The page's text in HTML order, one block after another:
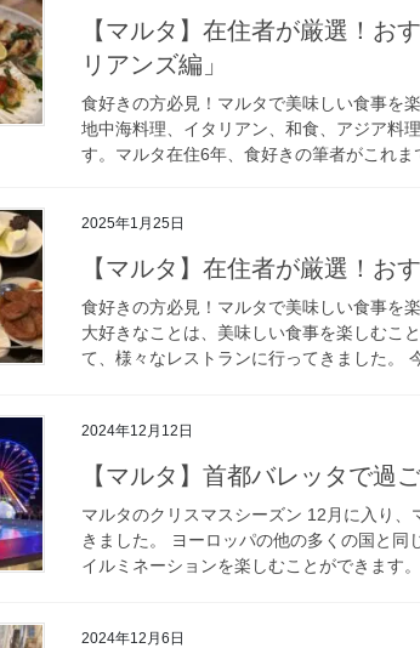
【マルタ】在住者が厳選！お
リアンズ編」
食好きの方必見！マルタで美味しい食事を
地中海料理、イタリアン、和食、アジア料
す。マルタ在住6年、食好きの筆者がこれ
2025年1月25日
【マルタ】在住者が厳選！お
食好きの方必見！マルタで美味しい食事を
大好きなことは、美味しい食事を楽しむこ
て、様々なレストランに行ってきました。
2024年12月12日
【マルタ】首都バレッタで過
マルタのクリスマスシーズン 12月に入り
きました。 ヨーロッパの他の多くの国と
イルミネーションを楽しむことができます
2024年12月6日